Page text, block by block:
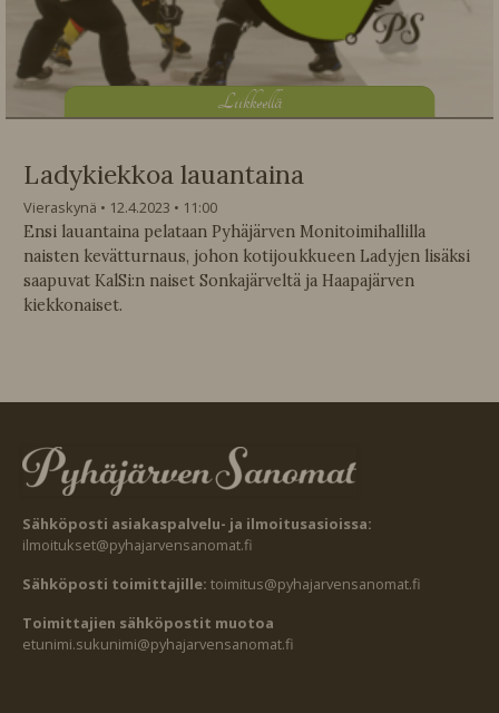
Liikkeellä
Ladykiekkoa lauantaina
Vieraskynä 12.4.2023
11:00
Ensi lauantaina pelataan Pyhäjärven Monitoimihallilla
naisten kevätturnaus, johon kotijoukkueen Ladyjen lisäksi
saapuvat KalSi:n naiset Sonkajärveltä ja Haapajärven
kiekkonaiset.
Sähköposti asiakaspalvelu- ja ilmoitusasioissa:
ilmoitukset@pyhajarvensanomat.fi
Sähköposti toimittajille: toimitus@pyhajarvensanomat.fi
Toimittajien sähköpostit muotoa
etunimi.sukunimi@pyhajarvensanomat.fi